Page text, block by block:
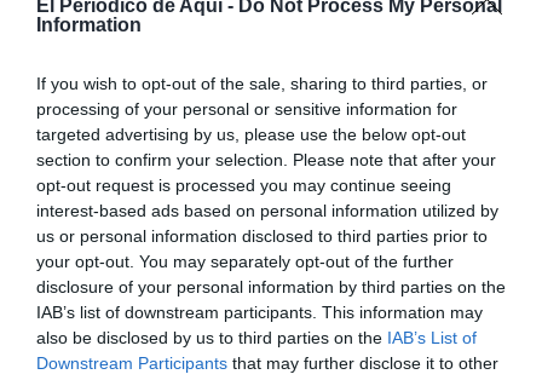
El Periodico de Aqui - Do Not Process My Personal
Information
If you wish to opt-out of the sale, sharing to third parties, or
processing of your personal or sensitive information for
targeted advertising by us, please use the below opt-out
section to confirm your selection. Please note that after your
opt-out request is processed you may continue seeing
interest-based ads based on personal information utilized by
us or personal information disclosed to third parties prior to
your opt-out. You may separately opt-out of the further
disclosure of your personal information by third parties on the
IAB’s list of downstream participants. This information may
also be disclosed by us to third parties on the IAB’s List of
Downstream Participants that may further disclose it to other